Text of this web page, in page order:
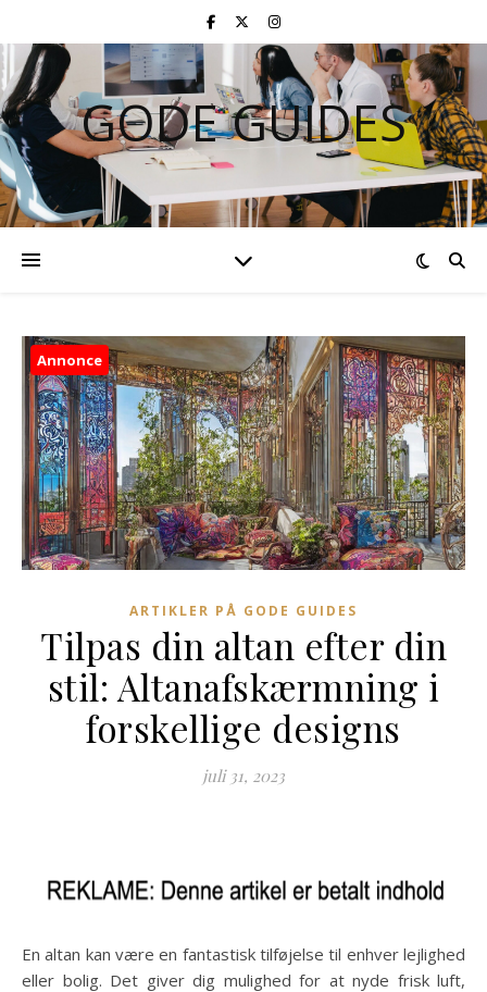
GODE GUIDES
Annonce
ARTIKLER PÅ GODE GUIDES
Tilpas din altan efter din
stil: Altanafskærmning i
forskellige designs
juli 31, 2023
En altan kan være en fantastisk tilføjelse til enhver lejlighed
eller bolig. Det giver dig mulighed for at nyde frisk luft,